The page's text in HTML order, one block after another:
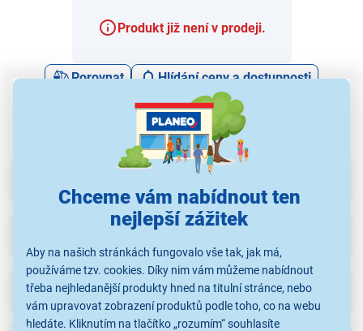
Chceme vám nabídnout ten
nejlepší zážitek
Aby na našich stránkách fungovalo vše tak, jak má,
používáme tzv. cookies. Díky nim vám můžeme nabídnout
třeba nejhledanější produkty hned na titulní stránce, nebo
vám upravovat zobrazení produktů podle toho, co na webu
hledáte. Kliknutím na tlačítko „rozumím“ souhlasíte
Produkt již není v prodeji.
Porovnat Hlídání ceny a dostupnosti
Parametry
Recenze
Ke stažení